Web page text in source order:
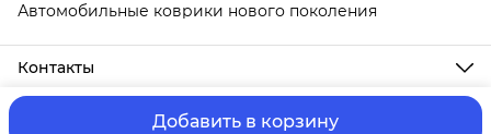
Добавить в корзину
Автомобильные коврики нового поколения
Контакты
Адрес
г. Москва, ул. Новослободская, д. 20, 1А
ⓒ ИП Третьякова Т.А.Оплата и Доставка